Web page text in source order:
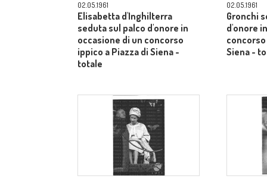
02.05.1961
Elisabetta d'Inghilterra
seduta sul palco d'onore in
occasione di un concorso
ippico a Piazza di Siena -
totale
02.05.1961
Gronchi
d'onore
Siena -